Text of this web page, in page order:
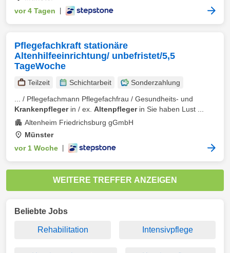
vor 4 Tagen
Pflegefachkraft stationäre
Altenhilfeeinrichtung/ unbefristet/5,5
TageWoche
Teilzeit Schichtarbeit
Sonderzahlung
... / Pflegefachmann Pflegefachfrau / Gesundheits- und
Krankenpflegerin / ex. Altenpflegerin Sie haben Lust ...
Altenheim Friedrichsburg gGmbH
Münster
vor 1 Woche
WEITERE TREFFER ANZEIGEN
Beliebte Jobs
Rehabilitation Intensivpflege